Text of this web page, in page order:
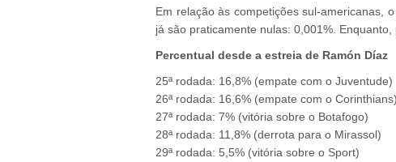
Em relação às competições sul-americanas,
já são praticamente nulas: 0,001%.
Percentual desde a estreia de Ramón Díaz
25ª rodada: 16,8% (empate com o Juventude)
26ª rodada: 16,6% (empate com o Corinthians)
27ª rodada: 7% (vitória sobre o Botafogo)
28ª rodada: 11,8% (derrota para o Mirassol)
29ª rodada: 5,5% (vitória sobre o Sport)